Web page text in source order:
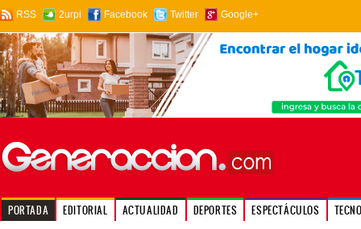
RSS 2urpi Facebook Twitter Google+
PORTADA EDITORIAL ACTUALIDAD DEPORTES ESPECTÁCULOS